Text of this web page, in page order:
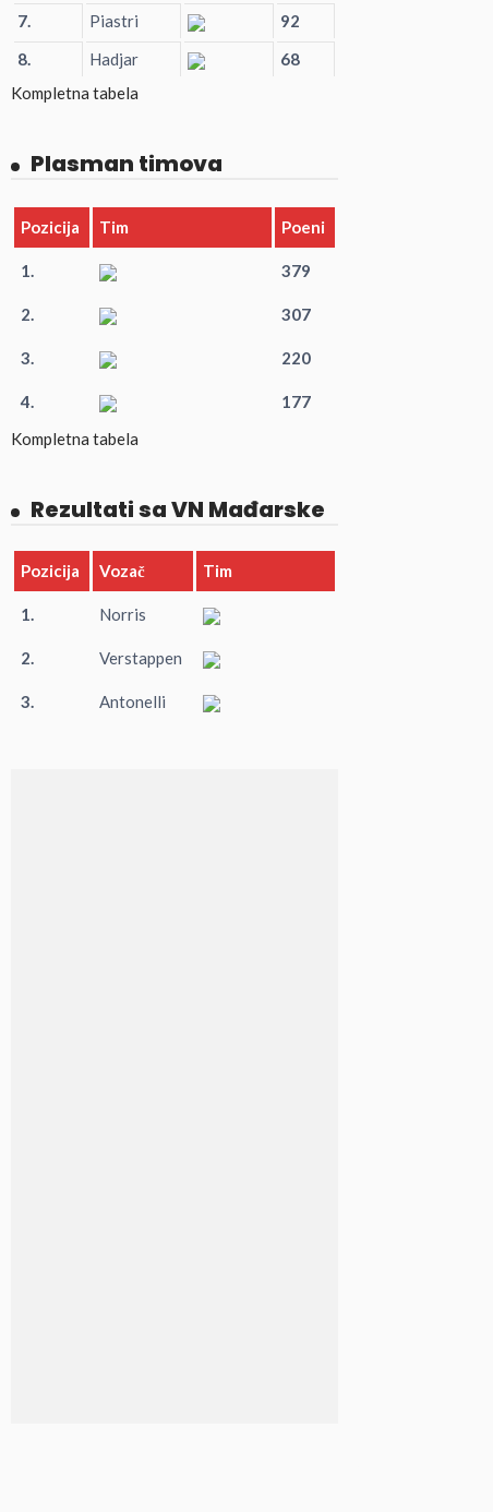
7.
Piastri
92
8.
Hadjar
68
Kompletna tabela
Plasman timova
Pozicija Tim Poeni
1. 379
2. 307
3. 220
4.
177
Kompletna tabela
Rezultati sa VN Mađarske
Pozicija Vozač Tim
1. Norris
2. Verstappen
3. Antonelli